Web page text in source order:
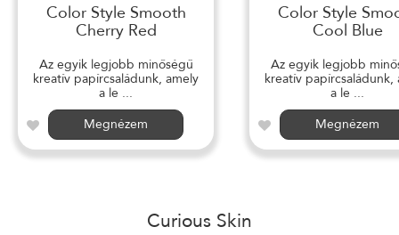
Color Style Smooth
Cherry Red
Az egyik legjobb minőségű
kreatív papírcsaládunk, amely
a le ...
Megnézem
Color Style
Cool Blue
Az egyik legjobb
kreatív papírcsaládunk,
a le ...
Megnézem
Curious Skin